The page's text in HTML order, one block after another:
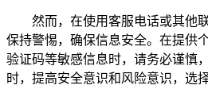
然而，在使用客服电话或其他
保持警惕，确保信息安全。在提供
验证码等敏感信息时，请务必谨慎
时，提高安全意识和风险意识，选